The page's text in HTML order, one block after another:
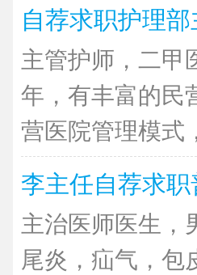
自荐求职护理
主管护师，二甲
年，有丰富的民
营医院管理模式
李主任自荐求
主治医师医生，
尾炎，疝气，包